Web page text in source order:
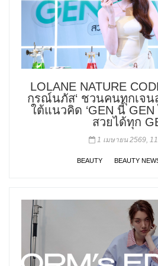
LOLANE NATURE
กรณ์นภัส‘ ชวนคนทุกเจ
ใต้แนวคิด ‘GEN นี้
สวยได้ทุก
1 เมษายน 2569,
BEAUTY BEAUTY